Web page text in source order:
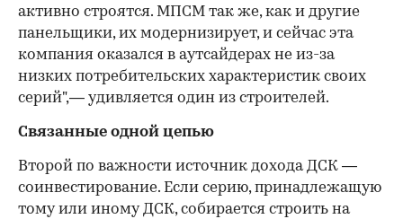
активно строятся. МПСМ так же, как и другие
панельщики, их модернизирует, и сейчас эта
компания оказался в аутсайдерах не из-за
низких потребительских характеристик своих
серий",— удивляется один из строителей.
Связанные одной цепью
Второй по важности источник дохода ДСК —
соинвестирование. Если серию, принадлежащую
тому или иному ДСК, собирается строить на